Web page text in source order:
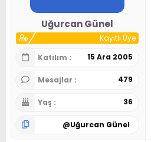
Uğurcan Günel
Kayıtlı Üye
Katılım
15 Ara 2005
Mesajlar 479
Yaş 36
@Uğurcan Günel